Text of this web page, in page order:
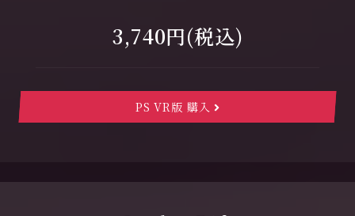
3,740円(税込)
PS VR版 購入